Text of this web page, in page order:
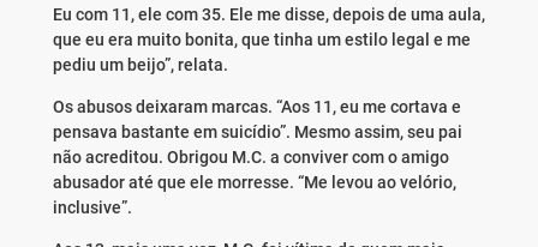
Eu com 11, ele com 35. Ele me disse, depois de uma aula,
que eu era muito bonita, que tinha um estilo legal e me
pediu um beijo”, relata.
Os abusos deixaram marcas. “Aos 11, eu me cortava e
pensava bastante em suicídio”. Mesmo assim, seu pai
não acreditou. Obrigou M.C. a conviver com o amigo
abusador até que ele morresse. “Me levou ao velório,
inclusive”.